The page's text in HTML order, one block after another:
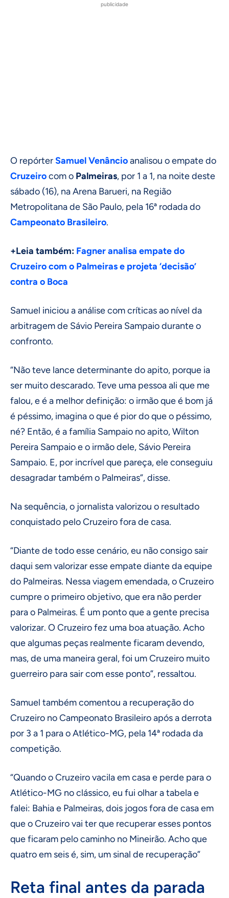
publicidade
O repórterSamuel Venâncioanalisou o empate do
Cruzeirocom o Palmeiras, por 1 a 1, na noite deste
sábado (16), na Arena Barueri, na Região
Metropolitana de São Paulo, pela 16ª rodada do
Campeonato Brasileiro.
+Leia também: Fagner analisa empate do
Cruzeiro com o Palmeiras e projeta ‘decisão’
contra o Boca
Samuel iniciou a análise com críticas ao nível da
arbitragem de Sávio Pereira Sampaio durante o
confronto.
“Não teve lance determinante do apito, porque ia
ser muito descarado. Teve uma pessoa ali que me
falou, e é a melhor definição: o irmão que é bom já
é péssimo, imagina o que é pior do que o péssimo,
né? Então, é a família Sampaio no apito, Wilton
Pereira Sampaio e o irmão dele, Sávio Pereira
Sampaio. E, por incrível que pareça, ele conseguiu
desagradar também o Palmeiras”, disse.
Na sequência, o jornalista valorizou o resultado
conquistado pelo Cruzeiro fora de casa.
“Diante de todo esse cenário, eu não consigo sair
daqui sem valorizar esse empate diante da equipe
do Palmeiras. Nessa viagem emendada, o Cruzeiro
cumpre o primeiro objetivo, que era não perder
para o Palmeiras. É um ponto que a gente precisa
valorizar. O Cruzeiro fez uma boa atuação. Acho
que algumas peças realmente ficaram devendo,
mas, de uma maneira geral, foi um Cruzeiro muito
guerreiro para sair com esse ponto”, ressaltou.
Samuel também comentou a recuperação do
Cruzeiro no Campeonato Brasileiro após a derrota
por 3 a 1 para o Atlético-MG, pela 14ª rodada da
competição.
“Quando o Cruzeiro vacila em casa e perde para o
Atlético-MG no clássico, eu fui olhar a tabela e
falei: Bahia e Palmeiras, dois jogos fora de casa em
que o Cruzeiro vai ter que recuperar esses pontos
que ficaram pelo caminho no Mineirão. Acho que
quatro em seis é, sim, um sinal de recuperação”
Reta final antes da parada